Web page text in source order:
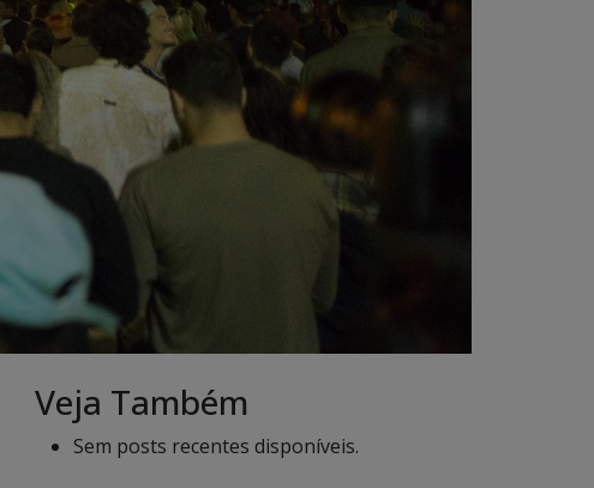
Veja Também
Sem posts recentes disponíveis.